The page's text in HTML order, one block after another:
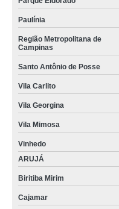
Paulínia
Região Metropolitana de
Campinas
Santo Antônio de Posse
Vila Carlito
Vila Georgina
Vila Mimosa
Vinhedo
ARUJÁ
Biritiba Mirim
Cajamar